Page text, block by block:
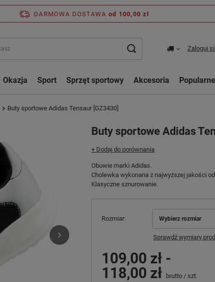
DARMOWA DOSTAWA od 100,00 zł
Zaloguj
Okazja Sport Sprzęt sportowy Akcesoria
Buty sportowe Adidas Tensaur [GZ3430]
Buty sportowe Adidas
+ Dodaj do porównania
Obuwie marki Adidas.
Cholewka wykonana z najwyższej jakości
Klasyczne sznurowanie.
Rozmiar Wybierz rozmiar
Sprawdź wymiary
109,00 zł -
118,00 zł
brutto / szt.